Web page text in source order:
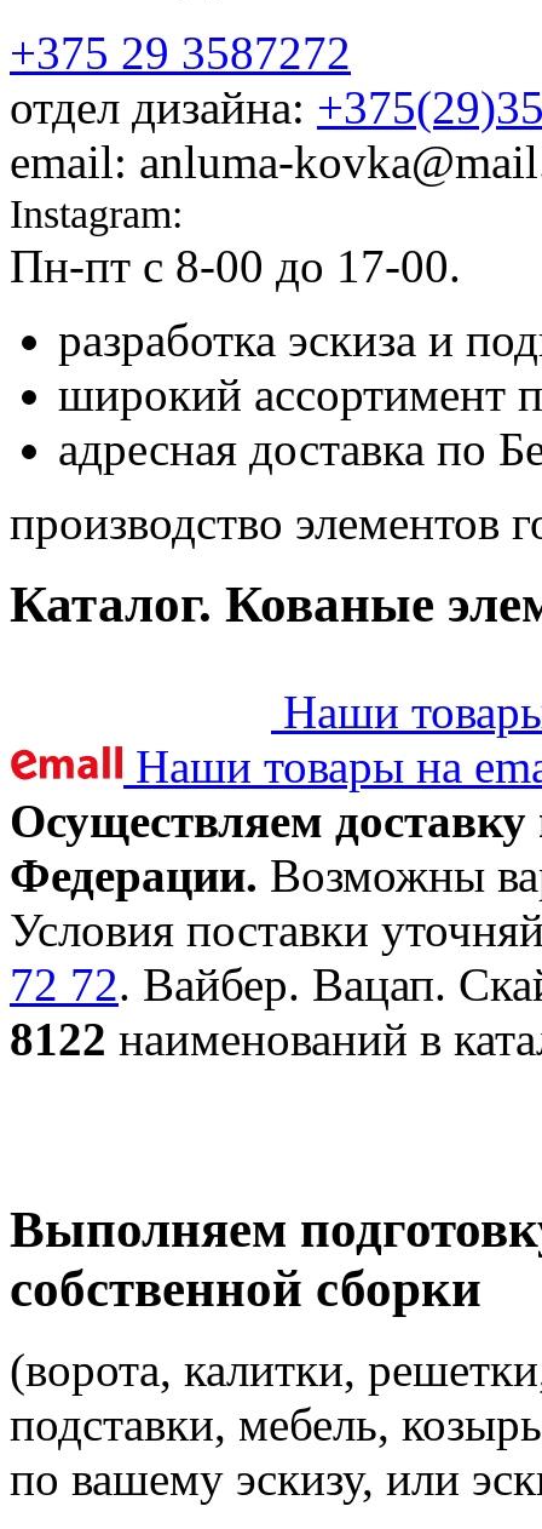
+375 29 3587272
отдел дизайна:
email: anluma-
Instagram:
Пн-пт c 8-00 до 17-00.
разработка эскиза и
широкий ассортимент
адресная доставка по
производство элементов
Каталог. Кованые
Наши
Наши товары на
Осуществляем
Федерации. Возможны
Условия поставки
72 72. Вайбер. Вацап.
8122 наименований в
Выполняем
собственной сборки
(ворота, калитки,
подставки, мебель,
по вашему эскизу, или